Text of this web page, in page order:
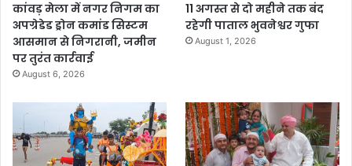
कांवड़ मेला में नगर निगम का
अपग्रेडेड ड्रोन कमांड सिस्टम
आसमान से निगरानी, जमीन
पर तुरंत कार्रवाई
August 6, 2026
11 अगस्त से दो महीने तक बंद
रहेगी पाताल भुवनेश्वर गुफा
August 1, 2026